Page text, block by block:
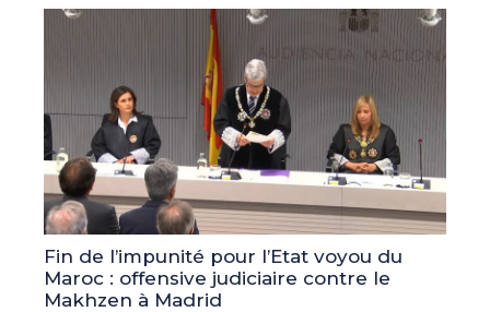
Fin de l’impunité pour l’Etat voyou du
Maroc : offensive judiciaire contre le
Makhzen à Madrid